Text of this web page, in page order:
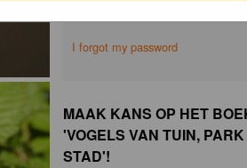
I forgot my password
MAAK KANS OP HET
'VOGELS VAN TUIN,
STAD'!